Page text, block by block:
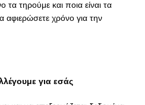
τηρούμε και ποια είναι τα
χρόνο για την
για εσάς